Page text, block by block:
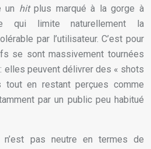
un hitplus marqué à la gorge à
qui limite naturellement la
par l’utilisateur. C’est pour
se sont massivement tournées
peuvent délivrer des « shots
tout en restant perçues comme
par un public peu habitué
n’est pas neutre en termes de